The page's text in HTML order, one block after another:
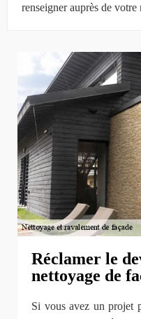
renseigner auprès de votre
Réclamer le
nettoyage de
Si vous avez un projet